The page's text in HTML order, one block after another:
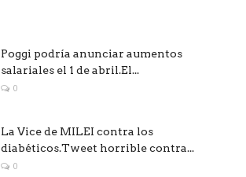
Poggi podría anunciar aumentos
salariales el 1 de abril.El...
0
La Vice de MILEI contra los
diabéticos.Tweet horrible contra...
0